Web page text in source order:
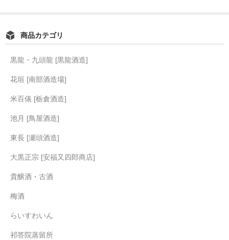
商品カテゴリ
黒龍・九頭龍 [黒龍酒造]
花垣 [南部酒造場]
米百俵 [栃倉酒造]
池月 [鳥屋酒造]
東長 [瀬頭酒造]
大黒正宗 [安福又四郎商店]
貴醸酒・古酒
梅酒
らいすわいん
祁答院蒸留所